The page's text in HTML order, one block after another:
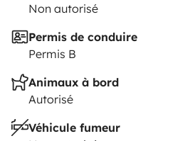
Non autorisé
Permis de conduire
Permis B
Animaux à bord
Autorisé
Véhicule fumeur